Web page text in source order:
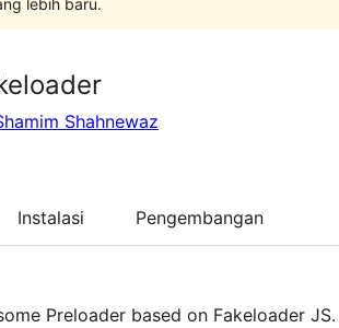
Shahnewaz
Instalasi Pengembangan
Preloader based on Fakeloader